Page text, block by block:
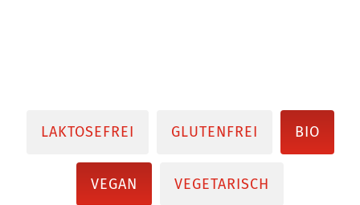
LAKTOSEFREI GLUTENFREI BIO
VEGAN VEGETARISCH